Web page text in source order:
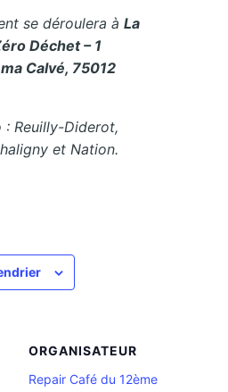
se déroulera àLa
Déchet – 1
Calvé, 75012
: Reuilly-Diderot,
et Nation.
ORGANISATEUR
Repair Café du 12ème